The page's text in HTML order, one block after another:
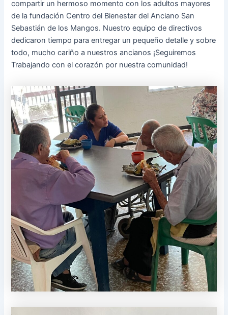
compartir un hermoso momento con los adultos mayores
de la fundación Centro del Bienestar del Anciano San
Sebastián de los Mangos. Nuestro equipo de directivos
dedicaron tiempo para entregar un pequeño detalle y sobre
todo, mucho cariño a nuestros ancianos ¡Seguiremos
Trabajando con el corazón por nuestra comunidad!